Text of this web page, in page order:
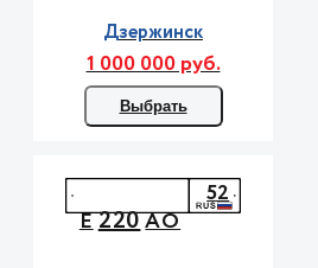
Дзержинск
1 000 000 руб.
Выбрать
Е220АО
52